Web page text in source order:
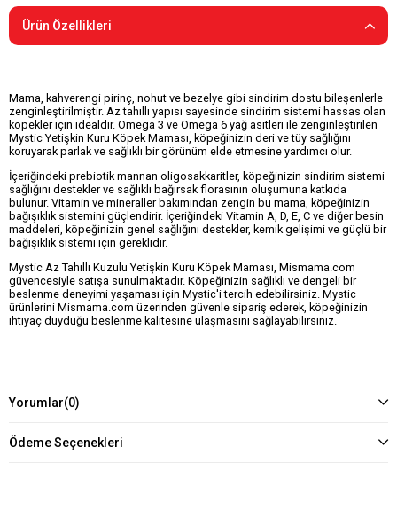
Ürün Özellikleri
Mama, kahverengi pirinç, nohut ve bezelye gibi sindirim dostu bileşenlerle
zenginleştirilmiştir. Az tahıllı yapısı sayesinde sindirim sistemi hassas olan
köpekler için idealdir. Omega 3 ve Omega 6 yağ asitleri ile zenginleştirilen
Mystic Yetişkin Kuru Köpek Maması, köpeğinizin deri ve tüy sağlığını
koruyarak parlak ve sağlıklı bir görünüm elde etmesine yardımcı olur.
İçeriğindeki prebiotik mannan oligosakkaritler, köpeğinizin sindirim sistemi
sağlığını destekler ve sağlıklı bağırsak florasının oluşumuna katkıda
bulunur. Vitamin ve mineraller bakımından zengin bu mama, köpeğinizin
bağışıklık sistemini güçlendirir. İçeriğindeki Vitamin A, D, E, C ve diğer besin
maddeleri, köpeğinizin genel sağlığını destekler, kemik gelişimi ve güçlü bir
bağışıklık sistemi için gereklidir.
Mystic Az Tahıllı Kuzulu Yetişkin Kuru Köpek Maması, Mismama.com
güvencesiyle satışa sunulmaktadır. Köpeğinizin sağlıklı ve dengeli bir
beslenme deneyimi yaşaması için Mystic'i tercih edebilirsiniz. Mystic
ürünlerini Mismama.com üzerinden güvenle sipariş ederek, köpeğinizin
ihtiyaç duyduğu beslenme kalitesine ulaşmasını sağlayabilirsiniz.
Yorumlar(0)
Ödeme Seçenekleri